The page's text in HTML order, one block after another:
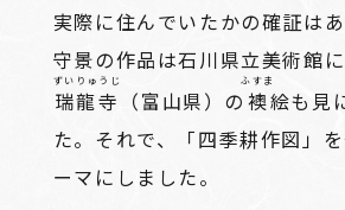
実際に住んでいたかの確証はあ
守景の作品は石川県立美術館に
瑞龍寺
ずいりゅうじ
（富山県）の 襖
ふすま
絵も見
た。それで、「四季耕作図」
ーマにしました。